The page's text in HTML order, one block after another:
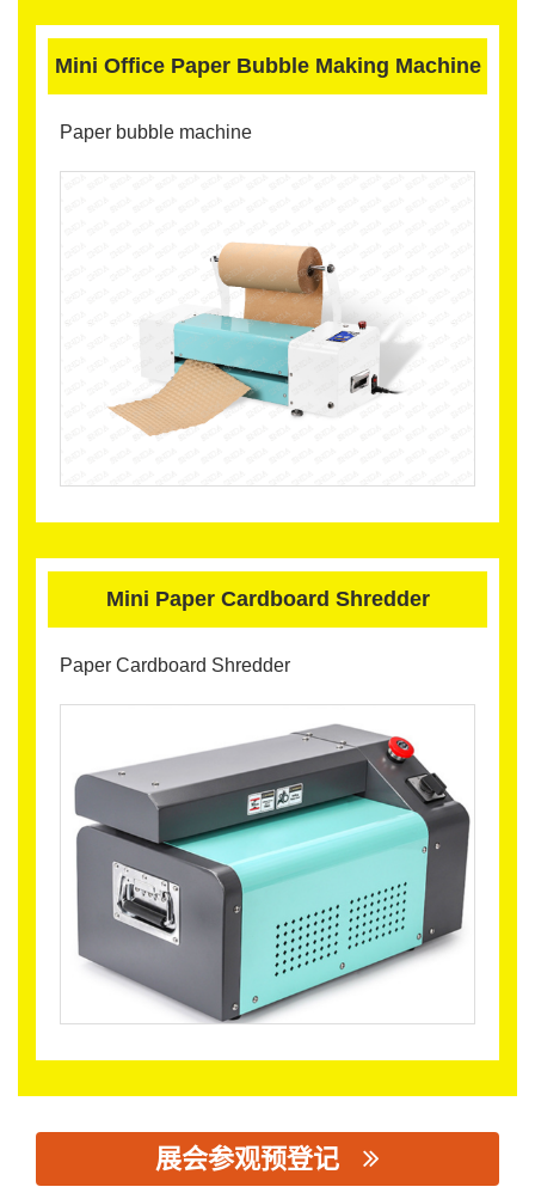
Mini Office Paper Bubble Making Machine
Paper bubble machine
Mini Paper Cardboard Shredder
Paper Cardboard Shredder
展会参观预登记